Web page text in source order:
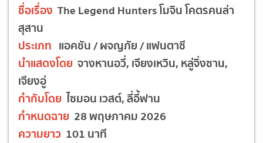
ชื่อเรื่อง The Legend Hunters โมจิน โคตรคนล่า
สุสาน
ประเภท แอคชัน / ผจญภัย / แฟนตาซี
นำแสดงโดย จางหานอวี่, เจียงเหวิน, หลู่จิ่งซาน,
เจียงอู่
กำกับโดย ไซมอน เวสต์, ลี่อี้ฟาน
กำหนดฉาย 28 พฤษภาคม 2026
ความยาว 101 นาที